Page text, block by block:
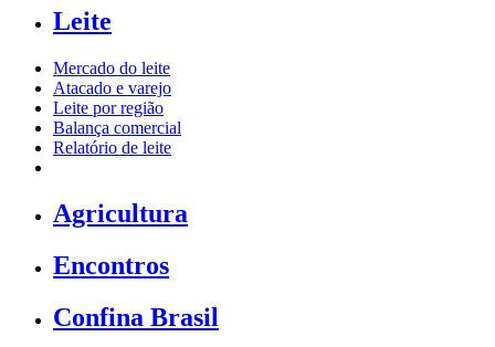
Leite
Mercado do leite
Atacado e varejo
Leite por região
Balança comercial
Relatório de leite
Agricultura
Encontros
Confina Brasil